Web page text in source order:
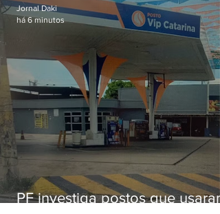
PF investiga postos que usaram
Jornal Daki
há 6 minutos